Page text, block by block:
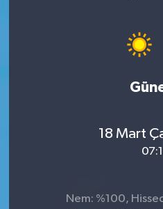
18 Mart
Nem: %100,